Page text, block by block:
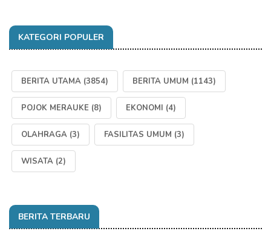
KATEGORI POPULER
BERITA UTAMA (3854) BERITA UMUM (1143)
POJOK MERAUKE (8) EKONOMI (4)
OLAHRAGA (3) FASILITAS UMUM (3)
WISATA (2)
BERITA TERBARU